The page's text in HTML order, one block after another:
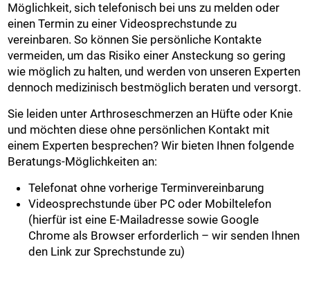
Möglichkeit, sich telefonisch bei uns zu melden oder
einen Termin zu einer Videosprechstunde zu
vereinbaren. So können Sie persönliche Kontakte
vermeiden, um das Risiko einer Ansteckung so gering
wie möglich zu halten, und werden von unseren Experten
dennoch medizinisch bestmöglich beraten und versorgt.
Sie leiden unter Arthroseschmerzen an Hüfte oder Knie
und möchten diese ohne persönlichen Kontakt mit
einem Experten besprechen? Wir bieten Ihnen folgende
Beratungs-Möglichkeiten an:
Telefonat ohne vorherige Terminvereinbarung
Videosprechstunde über PC oder Mobiltelefon
(hierfür ist eine E-Mailadresse sowie Google
Chrome als Browser erforderlich – wir senden Ihnen
den Link zur Sprechstunde zu)